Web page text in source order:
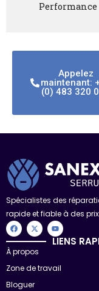
Performance
Appelez
maintenant:
(0) 483 320
Spécialistes des
rapide et fiable à des
F
a
c
b
o
X
-
t
i
t
r
Y
o
u
t
e
LIENS
À propos
Zone de travail
Bloguer